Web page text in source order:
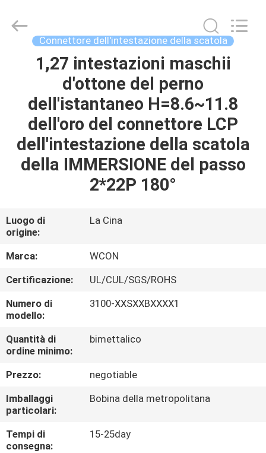
CASA
PRODOTTI
CIRCA
NOI
DELLA
FABBRICA
CONTROLLO
DI
QUALITÀ
CONTATTICI
RICHIEDA
UNA
CITAZIONE
GUANGDONG)
Connettore dell'intestazione della scatola
1,27 intestazioni maschii
d'ottone del perno
dell'istantaneo H=8.6~11.8
dell'oro del connettore LCP
dell'intestazione della scatola
della IMMERSIONE del passo
2*22P 180°
Luogo di
origine:
La Cina
Marca:
WCON
Certificazione:
UL/CUL/SGS/ROHS
Numero di
modello:
3100-XXSXXBXXXX1
Quantità di
ordine minimo:
bimettalico
Prezzo:
negotiable
Imballaggi
particolari:
Bobina della metropolitana
Tempi di
consegna:
15-25day